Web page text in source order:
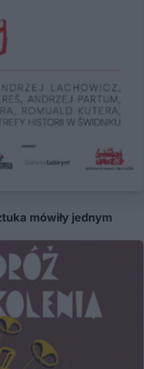
mówiły jednym